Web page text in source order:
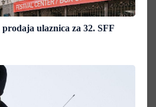
ulaznica za 32. SFF